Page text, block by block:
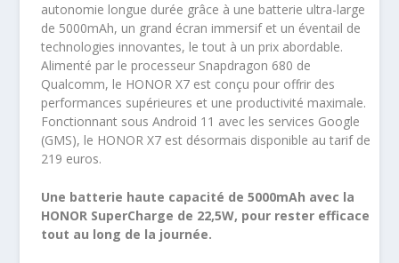
autonomie longue durée grâce à une batterie ultra-large
de 5000mAh, un grand écran immersif et un éventail de
technologies innovantes, le tout à un prix abordable.
Alimenté par le processeur Snapdragon 680 de
Qualcomm, le HONOR X7 est conçu pour offrir des
performances supérieures et une productivité maximale.
Fonctionnant sous Android 11 avec les services Google
(GMS), le HONOR X7 est désormais disponible au tarif de
219 euros.
Une batterie haute capacité de 5000mAh avec la
HONOR SuperCharge de 22,5W, pour rester efficace
tout au long de la journée.